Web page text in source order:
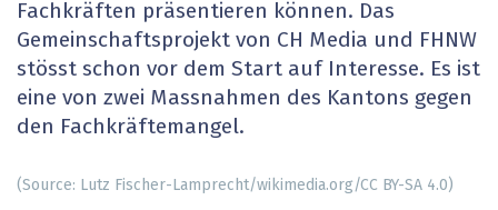
Fachkräften präsentieren können. Das
Gemeinschaftsprojekt von CH Media und FHNW
stösst schon vor dem Start auf Interesse. Es ist
eine von zwei Massnahmen des Kantons gegen
den Fachkräftemangel.
(Source: Lutz Fischer-Lamprecht/wikimedia.org/CC BY-SA 4.0)